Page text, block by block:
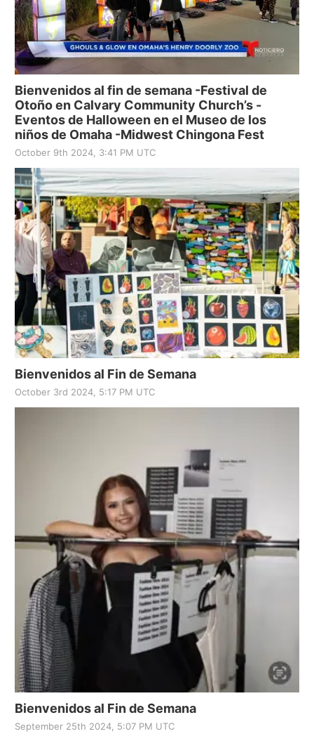
Bienvenidos al fin de semana -Festival de
Otoño en Calvary Community Church’s -
Eventos de Halloween en el Museo de los
niños de Omaha -Midwest Chingona Fest
October 9th 2024, 3:41 PM UTC
Bienvenidos al Fin de Semana
October 3rd 2024, 5:17 PM UTC
Bienvenidos al Fin de Semana
September 25th 2024, 5:07 PM UTC